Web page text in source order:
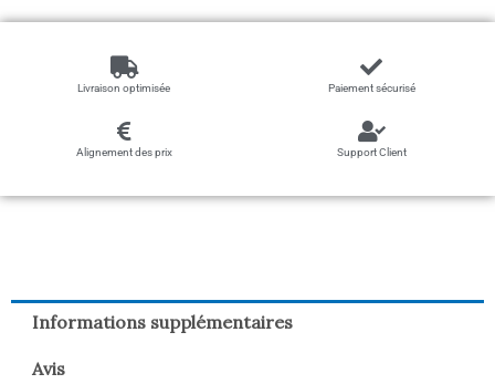
Livraison optimisée Paiement sécurisé
Alignement des prix Support Client
Informations supplémentaires
Avis